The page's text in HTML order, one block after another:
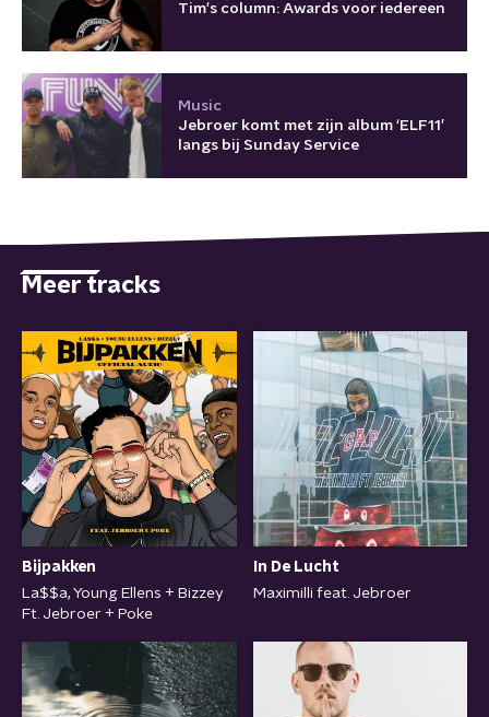
Tim's column: Awards voor iedereen
Music
Jebroer komt met zijn album ‘ELF11’
langs bij Sunday Service
Meer tracks
Bijpakken
La$$a, Young Ellens + Bizzey
Ft. Jebroer + Poke
In De Lucht
Maximilli feat. Jebroer